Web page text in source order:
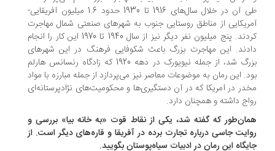
طی آن در خلال سال‌­های 1916 تا 1930 حدود 1.6 میلیون آفریقایی-
از مناطق روستایی جنوب به شهرهای صنعتی شمال مهاجرت
کردند. پنج میلیون نفر دیگر نیز از سال 1940 تا 1970 این کار را انجام
این مهاجرت بزرگ باعث شکوفایی فرهنگ در این شهرهای
بزرگ شد، از جمله نیویورک در دهه 1920 که زادگاه رنسانس هارلم
این رمان به موضوعات معاصر نیز می­‌پردازد از جمله مبارزه با مواد
در آمریکا که در آن دستگیری­‌ها و محکومیت‌­های نژادپرستانه‌­ای
داشته و همچنان دارد.
که گفته شد، یکی از نقاط قوت «به خانه بیا» بررسی و
جاسی درباره تجارت برده در آفریقا و قاره‌های دیگر است. از
این رمان در ادبیات سیاه‌پوستان بگویید.